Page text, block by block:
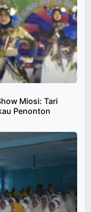
Miosi: Tari
Penonton